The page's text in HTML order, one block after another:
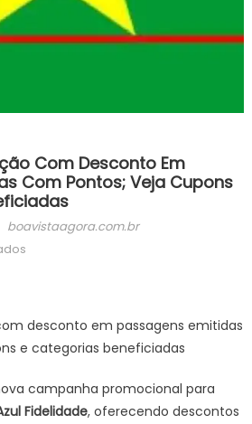
Com Desconto Em
Com Pontos; Veja Cupons
Author
boavistaagora.com.br
em
com
desconto
passagens
emitidas
desconto em passagens emitidas
e categorias beneficiadas
campanha promocional para
Fidelidade, oferecendo descontos